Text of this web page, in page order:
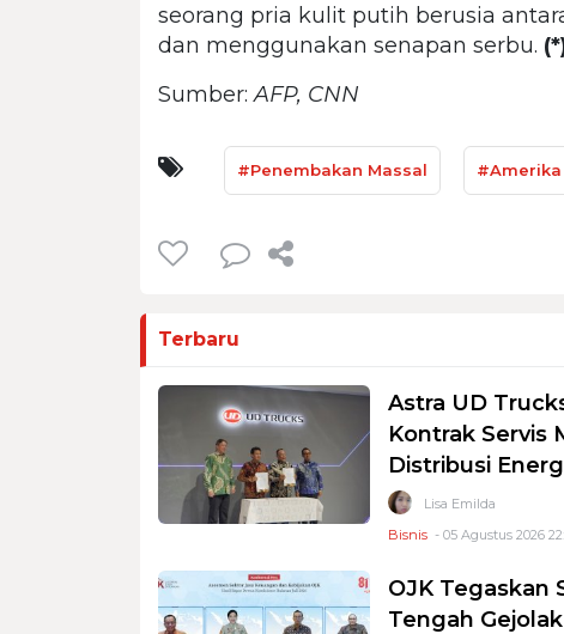
seorang pria kulit putih berusia
dan menggunakan senapan serbu.
Sumber:AFP, CNN
#Penembakan Massal
Terbaru
Astra UD
Kontrak Servis
Distribusi
Lisa Emilda
Bisnis - 05 Agustus 2026
OJK Tegaskan
Tengah